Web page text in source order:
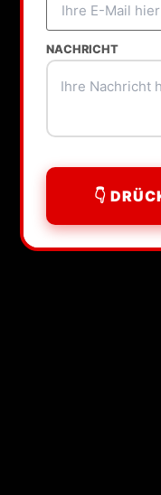
NACHRICHT
👇